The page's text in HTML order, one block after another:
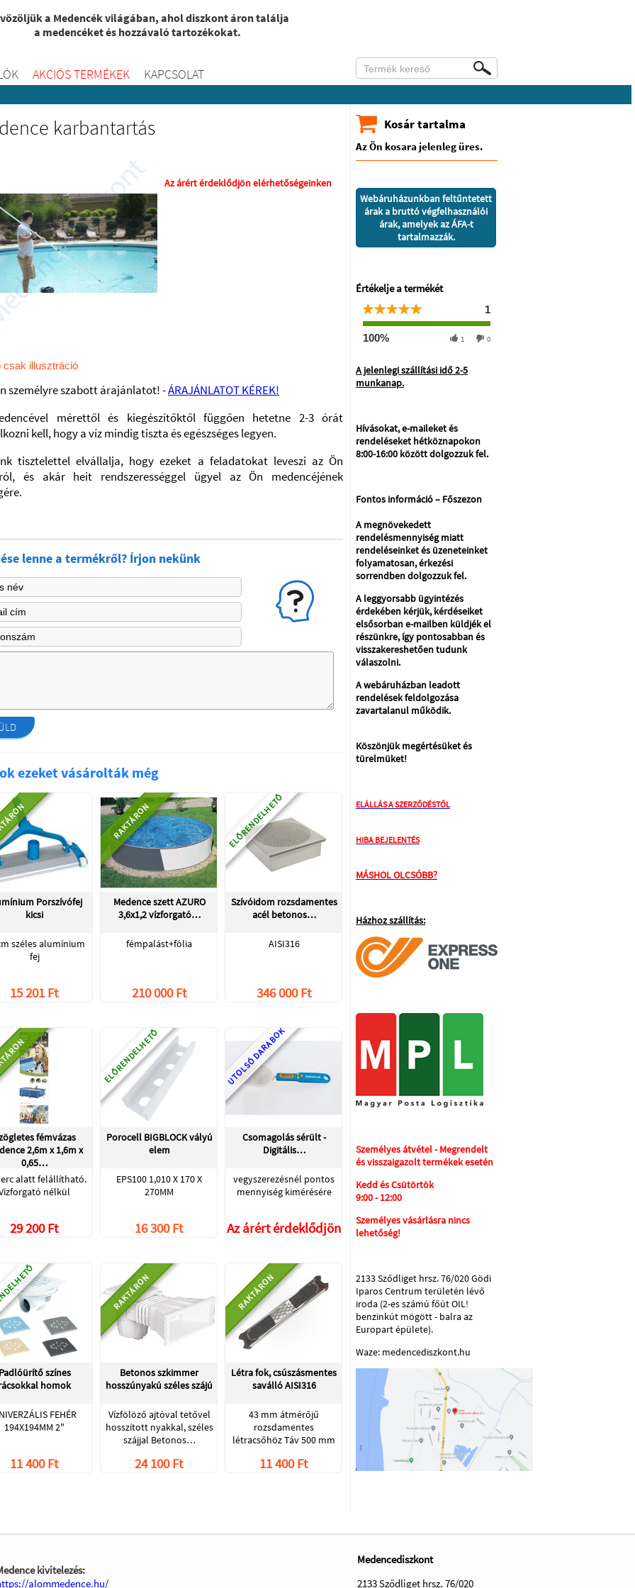
a Medencék világában, ahol diszkont áron találja
a medencéket és hozzávaló tartozékokat.
AKCIÓS TERMÉKEK KAPCSOLAT
karbantartás
Az árért érdeklődjön elérhetőségeinken
csak illusztráció
személyre szabott árajánlatot! -ÁRAJÁNLATOT KÉREK!
mérettől és kiegészítőktől függően hetetne 2-3 órát
kell, hogy a víz mindig tiszta és egészséges legyen.
tisztelettel elvállalja, hogy ezeket a feladatokat leveszi az Ön
és akár heit rendszerességgel ügyel az Ön medencéjének
lenne a termékről? Írjon nekünk
ezeket vásárolták még
Porszívófej
kicsi
széles alumínium
fej
15 201 Ft
RAKTÁRON
Medence szett AZURO
3,6x1,2 vízforgató…
fémpalást+fólia
210 000 Ft
ELŐRENDELHETŐ
Szívóidom rozsdamentes
acél betonos…
AISI316
346 000 Ft
fémvázas
2,6m x 1,6m x
0,65…
alatt felállítható.
nélkül
29 200 Ft
ELŐRENDELHETŐ
Porocell BIGBLOCK vályú
elem
EPS100 1,010 X 170 X
270MM
16 300 Ft
UTOLSÓ DARABOK
Csomagolás sérült -
Digitális…
vegyszerezésnél pontos
mennyiség kimérésére
Az árért érdeklődjön
Padlóürítő színes
homok
FEHÉR
194X194MM 2"
11 400 Ft
RAKTÁRON
Betonos szkimmer
hosszúnyakú széles szájú
Vízfölöző ajtóval tetővel
hosszított nyakkal, széles
szájjal Betonos…
24 100 Ft
RAKTÁRON
Létra fok, csúszásmentes
saválló AISI316
43 mm átmérőjű
rozsdamentes
létracsőhöz Táv 500 mm
11 400 Ft
Kosár tartalma
Az Ön kosara jelenleg üres.
Webáruházunkban feltűntetett
árak a bruttó végfelhasználói
árak, amelyek az ÁFA-t
tartalmazzák.
Értékelje a termékét
1
100% 1 0
A jelenlegi szállítási idő 2-5
munkanap.
Hívásokat, e-maileket és
rendeléseket hétköznapokon
8:00-16:00 között dolgozzuk fel.
Fontos információ – Főszezon
A megnövekedett
rendelésmennyiség miatt
rendeléseinket és üzeneteinket
folyamatosan, érkezési
sorrendben dolgozzuk fel.
A leggyorsabb ügyintézés
érdekében kérjük, kérdéseiket
elsősorban e-mailben küldjék el
részünkre, így pontosabban és
visszakereshetően tudunk
válaszolni.
A webáruházban leadott
rendelések feldolgozása
zavartalanul működik.
Köszönjük megértésüket és
türelmüket!
ELÁLLÁS A SZERZŐDÉSTŐL
HIBA BEJELENTÉS
MÁSHOL OLCSÓBB?
Házhoz szállítás:
Személyes átvétel - Megrendelt
és visszaigazolt termékek esetén
Kedd és Csütörtök
9:00 - 12:00
Személyes vásárlásra nincs
lehetőség!
2133 Sződliget hrsz. 76/020 Gödi
Iparos Centrum területén lévő
iroda (2-es számú főút OIL!
benzinkút mögött - balra az
Europart épülete).
Waze: medencediszkont.hu
kivitelezés:
alommedence.hu/
Medencediszkont
2133 Sződliget hrsz. 76/020